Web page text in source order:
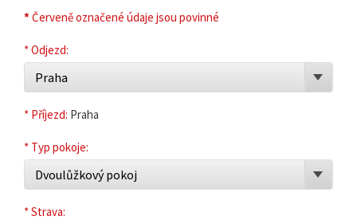
*Červeně označené údaje jsou povinné
* Odjezd:
Praha
* Příjezd: Praha
* Typ pokoje:
Dvoulůžkový pokoj
* Strava: